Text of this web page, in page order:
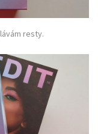
resty.